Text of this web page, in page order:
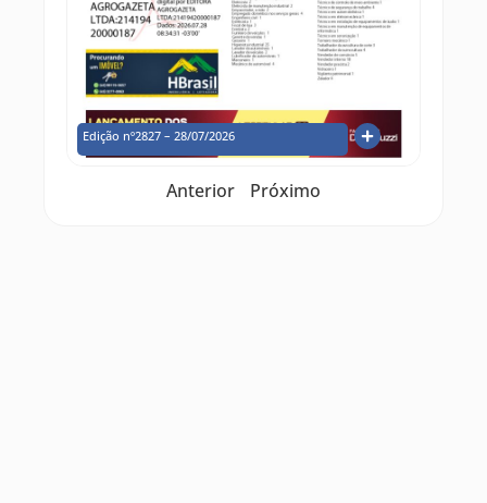
Edição nº2827 – 28/07/2026
Anterior Próximo